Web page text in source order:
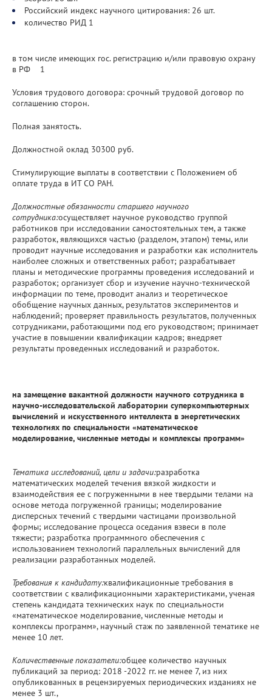
Российский индекс научного цитирования: 26 шт.
количество РИД 1
в том числе имеющих гос. регистрацию и/или правовую охрану
в РФ 1
Условия трудового договора: срочный трудовой договор по
соглашению сторон.
Полная занятость.
Должностной оклад 30300 руб.
Стимулирующие выплаты в соответствии с Положением об
оплате труда в ИТ СО РАН.
Должностные обязанности старшего научного
сотрудника:осуществляет научное руководство группой
работников при исследовании самостоятельных тем, а также
разработок, являющихся частью (разделом, этапом) темы, или
проводит научные исследования и разработки как исполнитель
наиболее сложных и ответственных работ; разрабатывает
планы и методические программы проведения исследований и
разработок; организует сбор и изучение научно-технической
информации по теме, проводит анализ и теоретическое
обобщение научных данных, результатов экспериментов и
наблюдений; проверяет правильность результатов, полученных
сотрудниками, работающими под его руководством; принимает
участие в повышении квалификации кадров; внедряет
результаты проведенных исследований и разработок.
на замещение вакантной должности научного сотрудника в
научно-исследовательской лаборатории суперкомпьютерных
вычислений и искусственного интеллекта в энергетических
технологиях по специальности «математическое
моделирование, численные методы и комплексы программ»
Тематика исследований, цели и задачи:разработка
математических моделей течения вязкой жидкости и
взаимодействия ее с погруженными в нее твердыми телами на
основе метода погруженной границы; моделирование
дисперсных течений с твердыми частицами произвольной
формы; исследование процесса оседания взвеси в поле
тяжести; разработка программного обеспечения с
использованием технологий параллельных вычислений для
реализации разработанных моделей.
Требования к кандидату:квалификационные требования в
соответствии с квалификационными характеристиками, ученая
степень кандидата технических наук по специальности
«математическое моделирование, численные методы и
комплексы программ», научный стаж по заявленной тематике не
менее 10 лет.
Количественные показатели:общее количество научных
публикаций за период: 2018 -2022 гг. не менее 7, из них
опубликованных в рецензируемых периодических изданиях не
менее 3 шт.,